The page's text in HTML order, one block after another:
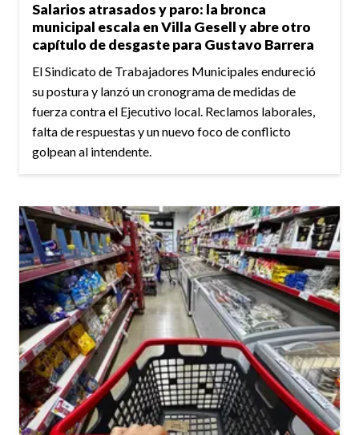
Salarios atrasados y paro: la bronca
municipal escala en Villa Gesell y abre otro
capítulo de desgaste para Gustavo Barrera
El Sindicato de Trabajadores Municipales endureció
su postura y lanzó un cronograma de medidas de
fuerza contra el Ejecutivo local. Reclamos laborales,
falta de respuestas y un nuevo foco de conflicto
golpean al intendente.